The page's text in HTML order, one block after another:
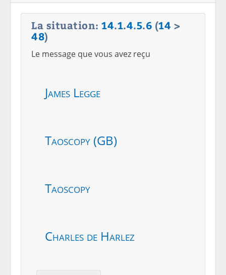
La situation: 14.1.4.5.6 (14 >
48)
Le message que vous avez reçu
James Legge
Taoscopy (GB)
Taoscopy
Charles de Harlez